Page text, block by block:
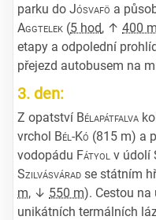
parku do Jósvafö a
Aggtelek (5 hod, ↑ 400 m
etapy a odpolední
přejezd autobusem na
3. den:
Z opatství Bélapátfalva
vrchol Bél-Kó (815 m) a
vodopádu Fátyol v údolí
Szilvásvárad se státním
m, ↓ 550 m). Cestou
unikátních termálních